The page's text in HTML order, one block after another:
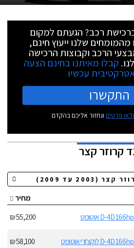
ברכישת רכב? הגעתם למקום
מהמומחים שלנו ייעוץ חינם,
הרכב וקבוצות הרכישה
קבלו מאיתנו בחינם הצעה
עכשיו
התקשרו
פרטים ונחזור אליכם בהקדם
קרוזר קצר
מחיר
55,200 ₪
58,100 ₪